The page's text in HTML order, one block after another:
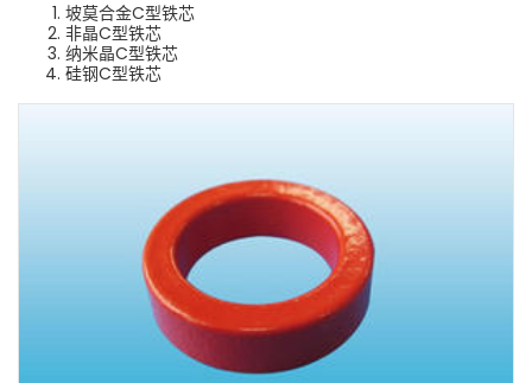
坡莫合金C型铁芯
非晶C型铁芯
纳米晶C型铁芯
硅钢C型铁芯